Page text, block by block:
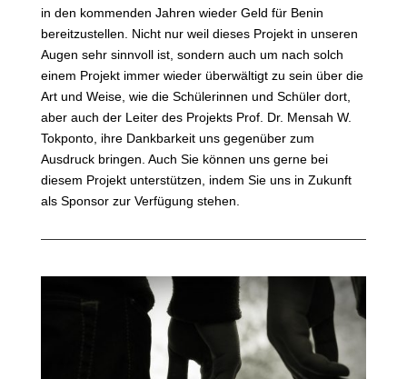
in den kommenden Jahren wieder Geld für Benin
bereitzustellen. Nicht nur weil dieses Projekt in unseren
Augen sehr sinnvoll ist, sondern auch um nach solch
einem Projekt immer wieder überwältigt zu sein über die
Art und Weise, wie die Schülerinnen und Schüler dort,
aber auch der Leiter des Projekts Prof. Dr. Mensah W.
Tokponto, ihre Dankbarkeit uns gegenüber zum
Ausdruck bringen. Auch Sie können uns gerne bei
diesem Projekt unterstützen, indem Sie uns in Zukunft
als Sponsor zur Verfügung stehen.